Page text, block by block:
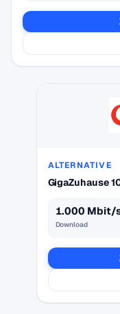
ALTERNATIVE
GigaZuhause
1.000 Mbit/
Download